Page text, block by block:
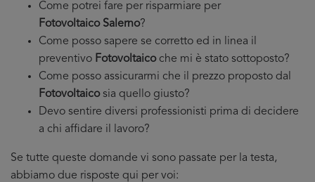
Come potrei fare per risparmiare per
Fotovoltaico Salerno?
Come posso sapere se corretto ed in linea il
preventivo Fotovoltaicoche mi è stato sottoposto?
Come posso assicurarmi che il prezzo proposto dal
Fotovoltaicosia quello giusto?
Devo sentire diversi professionisti prima di decidere
a chi affidare il lavoro?
Se tutte queste domande vi sono passate per la testa,
abbiamo due risposte qui per voi: